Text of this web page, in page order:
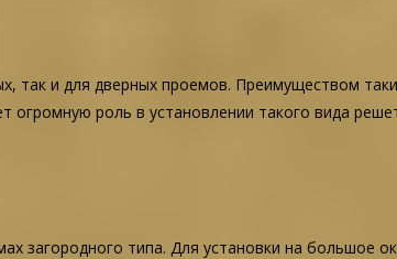
так и для дверных проемов. Преимуществом
роль в установлении такого вида
загородного типа. Для установки на большое